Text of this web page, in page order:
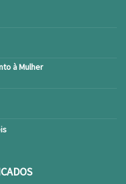
à Mulher